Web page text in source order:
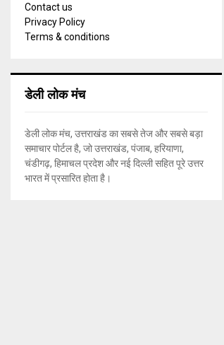
Contact us
Privacy Policy
Terms & conditions
डेली लोक मंच
डेली लोक मंच, उत्तराखंड का सबसे तेज और सबसे बड़ा
समाचार पोर्टल है, जो उत्तराखंड, पंजाब, हरियाणा,
चंडीगढ़, हिमाचल प्रदेश और नई दिल्ली सहित पूरे उत्तर
भारत में प्रसारित होता है।